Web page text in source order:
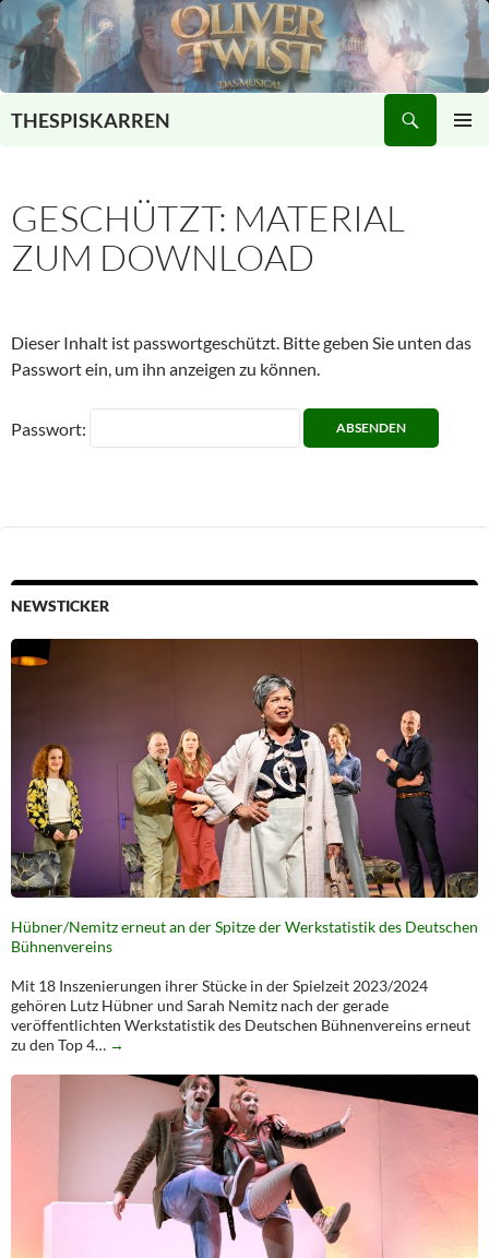
Inhalt
springen
THESPISKARREN
GESCHÜTZT: MATERIAL
ZUM DOWNLOAD
Dieser Inhalt ist passwortgeschützt. Bitte geben Sie unten das
Passwort ein, um ihn anzeigen zu können.
Passwort:
NEWSTICKER
Hübner/Nemitz erneut an der Spitze der Werkstatistik des Deutschen
Bühnenvereins
Mit 18 Inszenierungen ihrer Stücke in der Spielzeit 2023/2024
gehören Lutz Hübner und Sarah Nemitz nach der gerade
veröffentlichten Werkstatistik des Deutschen Bühnenvereins erneut
zu den Top 4… →